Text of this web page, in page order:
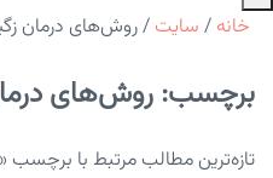
خانه / سایت /روش‌های درمان
برچسب: روش‌های
تازه‌ترین مطالب مرتبط با برچسب